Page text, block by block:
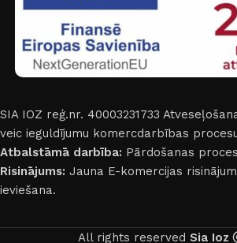
SIA IOZ reģ.nr. 40003231733
veic ieguldījumu komercdarbības
Atbalstāmā darbība: Pārdošanas
Risinājums: Jauna E-komercijas
ieviešana.
All rights reserved Sia Ioz